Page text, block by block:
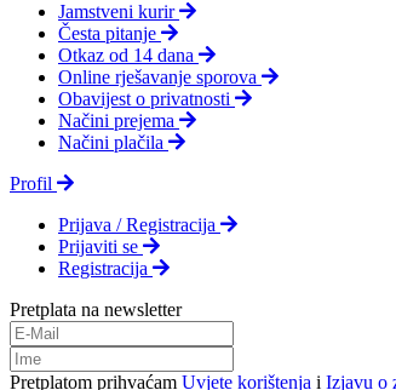
Jamstveni kurir
Česta pitanje
Otkaz od 14 dana
Online rješavanje sporova
Obavijest o privatnosti
Načini prejema
Načini plačila
Profil
Prijava / Registracija
Prijaviti se
Registracija
Pretplata na newsletter
Pretplatom prihvaćam Uvjete korištenja i Izjavu o